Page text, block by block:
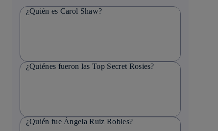
¿Quién es Carol Shaw?
¿Quiénes fueron las Top Secret Rosies?
¿Quién fue Ángela Ruiz Robles?